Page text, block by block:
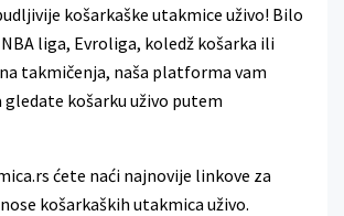
košarkaške utakmice uživo! Bilo
liga, Evroliga, koledž košarka ili
takmičenja, naša platforma vam
gledate košarku uživo putem
ćete naći najnovije linkove za
košarkaških utakmica uživo.